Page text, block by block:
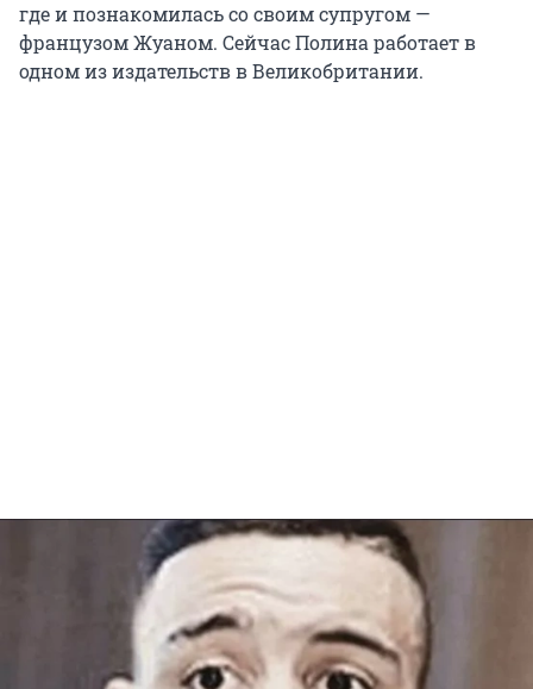
где и познакомилась со своим супругом —
французом Жуаном. Сейчас Полина работает в
одном из издательств в Великобритании.